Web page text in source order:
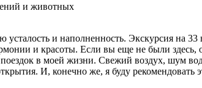
и животных
усталость и наполненность. Экскурсия на
и красоты. Если вы еще не были здесь,
в моей жизни. Свежий воздух, шум
И, конечно же, я буду рекомендовать